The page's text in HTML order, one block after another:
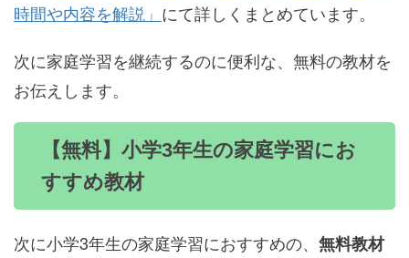
時間や内容を解説」 にて詳しくまとめています。
次に家庭学習を継続するのに便利な、無料の教材を
お伝えします。
【無料】小学3年生の家庭学習にお
すすめ教材
次に小学3年生の家庭学習におすすめの、 無料教材